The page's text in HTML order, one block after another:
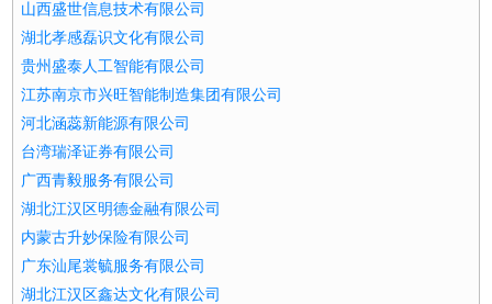
山西盛世信息技术有限公司
湖北孝感磊识文化有限公司
贵州盛泰人工智能有限公司
江苏南京市兴旺智能制造集团有限公司
河北涵蕊新能源有限公司
台湾瑞泽证券有限公司
广西青毅服务有限公司
湖北江汉区明德金融有限公司
内蒙古升妙保险有限公司
广东汕尾裳毓服务有限公司
湖北江汉区鑫达文化有限公司